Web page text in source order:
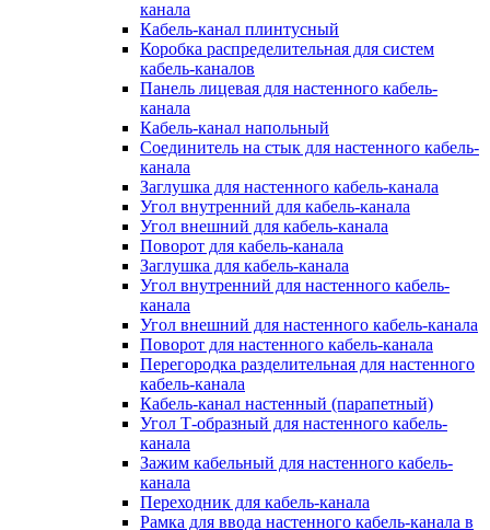
канала
Кабель-канал плинтусный
Коробка распределительная для систем
кабель-каналов
Панель лицевая для настенного кабель-
канала
Кабель-канал напольный
Соединитель на стык для настенного кабель-
канала
Заглушка для настенного кабель-канала
Угол внутренний для кабель-канала
Угол внешний для кабель-канала
Поворот для кабель-канала
Заглушка для кабель-канала
Угол внутренний для настенного кабель-
канала
Угол внешний для настенного кабель-канала
Поворот для настенного кабель-канала
Перегородка разделительная для настенного
кабель-канала
Кабель-канал настенный (парапетный)
Угол Т-образный для настенного кабель-
канала
Зажим кабельный для настенного кабель-
канала
Переходник для кабель-канала
Рамка для ввода настенного кабель-канала в